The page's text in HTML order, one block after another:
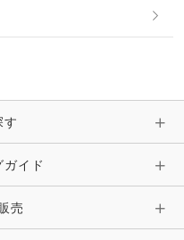
ップ
す
ガイド
売